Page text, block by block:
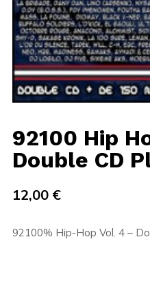
92100 Hip
Double CD
12,00 €
92100% Hip-Hop Vol. 4 –